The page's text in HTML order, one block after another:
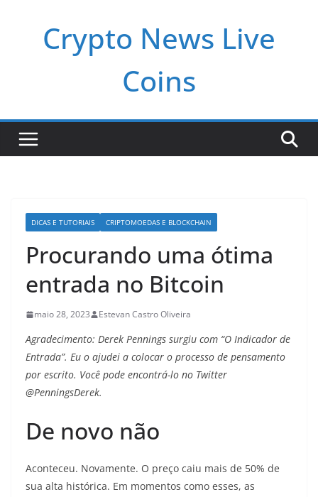
Crypto News Live
Coins
DICAS E TUTORIAIS CRIPTOMOEDAS E BLOCKCHAIN
Procurando uma ótima
entrada no Bitcoin
maio 28, 2023 Estevan Castro Oliveira
Agradecimento: Derek Pennings surgiu com “O Indicador de
Entrada”. Eu o ajudei a colocar o processo de pensamento
por escrito. Você pode encontrá-lo no Twitter
@PenningsDerek.
De novo não
Aconteceu. Novamente. O preço caiu mais de 50% de
sua alta histórica. Em momentos como esses, as